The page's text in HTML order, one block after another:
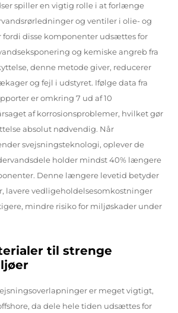
spiller en vigtig rolle i at forlænge
og ventiler i olie- og
disse komponenter udsættes for
og kemiske angreb fra
denne metode giver, reducerer
og fejl i udstyret. Ifølge data fra
er omkring 7 ud af 10
af korrosionsproblemer, hvilket gør
absolut nødvendig. Når
svejsningsteknologi, oplever de
holder mindst 40% længere
Denne længere levetid betyder
lavere vedligeholdelsesomkostninger
mindre risiko for miljøskader under
til strenge
er meget vigtigt,
da dele hele tiden udsættes for